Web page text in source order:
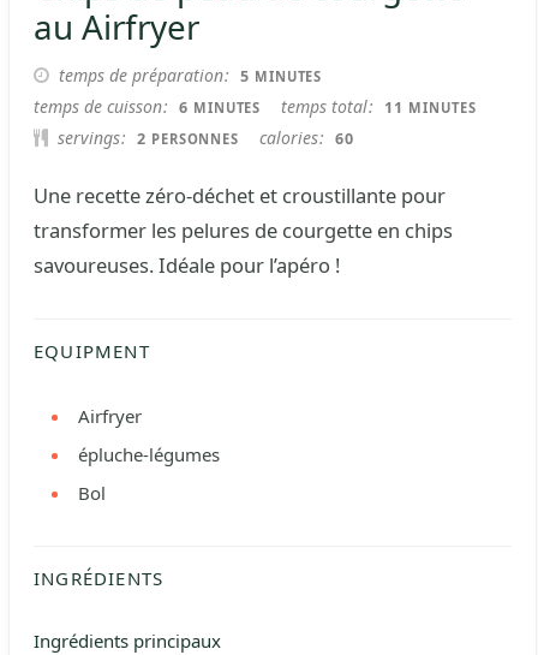
au Airfryer
temps de préparation 5 MINUTES
MINUTES
temps de cuisson 6 MINUTES
MINUTES temps total 11 MINUTES
MINUTES
servings 2 PERSONNES calories 60
Une recette zéro-déchet et croustillante pour
transformer les pelures de courgette en chips
savoureuses. Idéale pour l’apéro !
EQUIPMENT
Airfryer
épluche-légumes
Bol
INGRÉDIENTS
Ingrédients principaux